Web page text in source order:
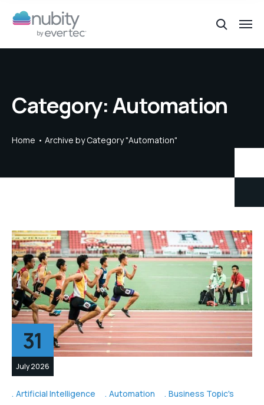
Category:Automation
Home Archive by Category "Automation"
31
July 2026
Artificial Intelligence Automation Business Topic's